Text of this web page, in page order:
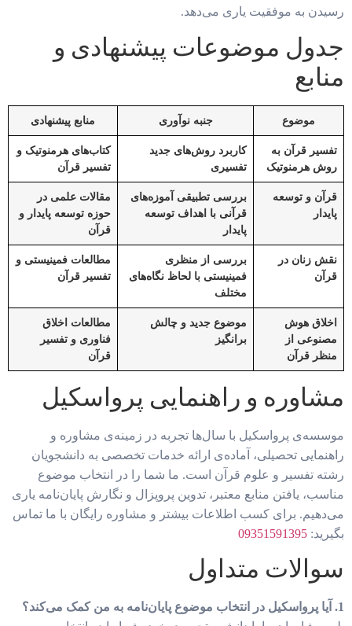
رسیدن به موفقیت یاری می‌دهد.
جدول موضوعات پیشنهادی و
منابع
موضوع جنبه نوآوری منابع پیشنهادی
تفسیر قرآن به
روش هرمنوتیک
کاربرد روش‌های جدید
تفسیری
کتاب‌های هرمنوتیک و
تفسیر قرآن
قرآن و توسعه
پایدار
بررسی تطبیقی آموزه‌های
قرآنی با اهداف توسعه
پایدار
مقالات علمی در
حوزه توسعه پایدار و
قرآن
نقش زنان در
قرآن
بررسی از منظری
فمینیستی با لحاظ نگاه‌های
مختلف
مطالعات فمینیستی و
تفسیر قرآن
اخلاق هوش
مصنوعی از
منظر قرآن
موضوع جدید و چالش
برانگیز
مطالعات اخلاق
فناوری و تفسیر
قرآن
مشاوره و راهنمایی پرواسکیل
موسسه‌ی پرواسکیل با سال‌ها تجربه در زمینه‌ی مشاوره و
راهنمایی تحصیلی، آماده‌ی ارائه خدمات تخصصی به دانشجویان
رشته تفسیر و علوم قرآن است. ما شما را در انتخاب موضوع
مناسب، یافتن منابع معتبر، تدوین پروپزال و نگارش پایان‌نامه یاری
می‌دهیم. برای کسب اطلاعات بیشتر و مشاوره رایگان با ما تماس
بگیرید: 09351591395
سوالات متداول
1. آیا پرواسکیل در انتخاب موضوع پایان‌نامه به من کمک می‌کند؟